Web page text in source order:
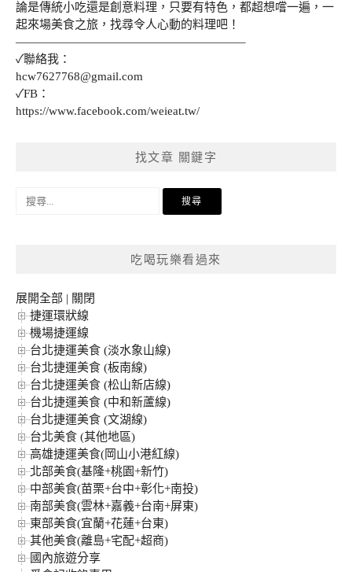
論是傳統小吃還是創意料理，只要有特色，都超想嚐一遍，一
起來場美食之旅，找尋令人心動的料理吧！
———————————————————–
✓聯絡我：
hcw7627768@gmail.com
✓FB：
https://www.facebook.com/weieat.tw/
找文章 關鍵字
搜
吃喝玩樂看過來
展開全部 | 關閉
捷運環狀線
機場捷運線
台北捷運美食 (淡水象山線)
台北捷運美食 (板南線)
台北捷運美食 (松山新店線)
台北捷運美食 (中和新蘆線)
台北捷運美食 (文湖線)
台北美食 (其他地區)
高雄捷運美食(岡山小港紅線)
北部美食(基隆+桃園+新竹)
中部美食(苗栗+台中+彰化+南投)
南部美食(雲林+嘉義+台南+屏東)
東部美食(宜蘭+花蓮+台東)
其他美食(離島+宅配+超商)
國內旅遊分享